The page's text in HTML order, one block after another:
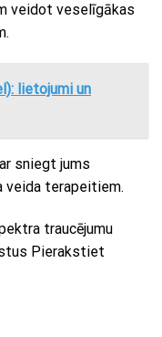
veidot veselīgākas
lietojumi un
sniegt jums
veida terapeitiem.
traucējumu
Pierakstiet